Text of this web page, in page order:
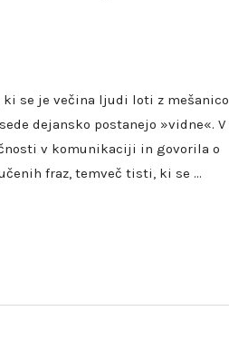
se je večina ljudi loti z mešanico
dejansko postanejo »vidne«. V
v komunikaciji in govorila o
fraz, temveč tisti, ki se …